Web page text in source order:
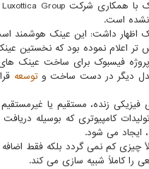
نشده است.
اظهار داشت: این عینک هوشمند
نموده بود که نخستین عینک واقعیت
پروژه فیسبوک برای ساخت عینک
دیگر در دست ساخت وتوسعه
زنده، مستقیم یا
کامپیوتری که بوسیله
چیزی کم نمی گردد بلکه فقط
را کاملاً شبیه سازی می کند.